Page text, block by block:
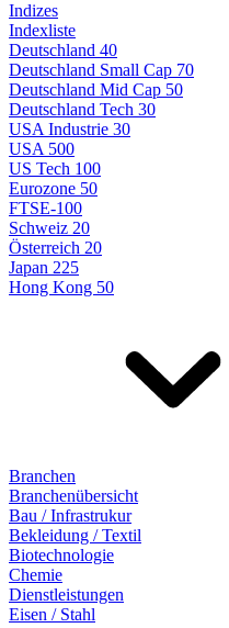
Indizes
Indexliste
Deutschland 40
Deutschland Small Cap 70
Deutschland Mid Cap 50
Deutschland Tech 30
USA Industrie 30
USA 500
US Tech 100
Eurozone 50
FTSE-100
Schweiz 20
Österreich 20
Japan 225
Hong Kong 50
Branchen
Branchenübersicht
Bau / Infrastrukur
Bekleidung / Textil
Biotechnologie
Chemie
Dienstleistungen
Eisen / Stahl